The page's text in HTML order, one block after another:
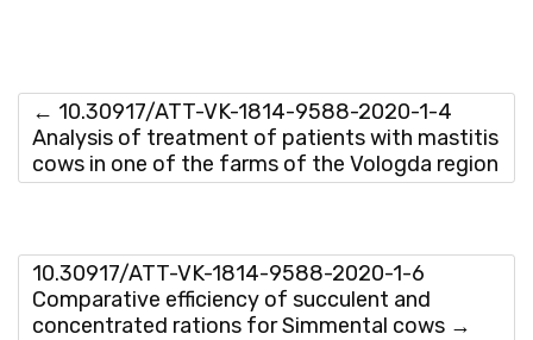
← 10.30917/ATT-VK-1814-9588-2020-1-4
Analysis of treatment of patients with mastitis
cows in one of the farms of the Vologda region
10.30917/ATT-VK-1814-9588-2020-1-6
Comparative efficiency of succulent and
concentrated rations for Simmental cows →